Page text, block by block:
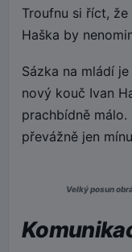
Troufnu si říct,
Haška by
Sázka na mládí
nový kouč Ivan
prachbídně
převážně jen
Velký posun